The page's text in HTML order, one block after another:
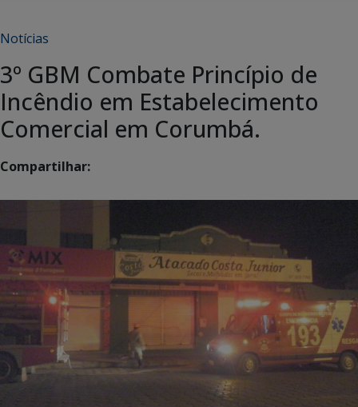
Notícias
3º GBM Combate Princípio de
Incêndio em Estabelecimento
Comercial em Corumbá.
Compartilhar: